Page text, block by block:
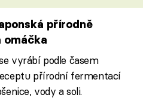
přírodně
vyrábí podle časem
přírodní fermentací
vody a soli.